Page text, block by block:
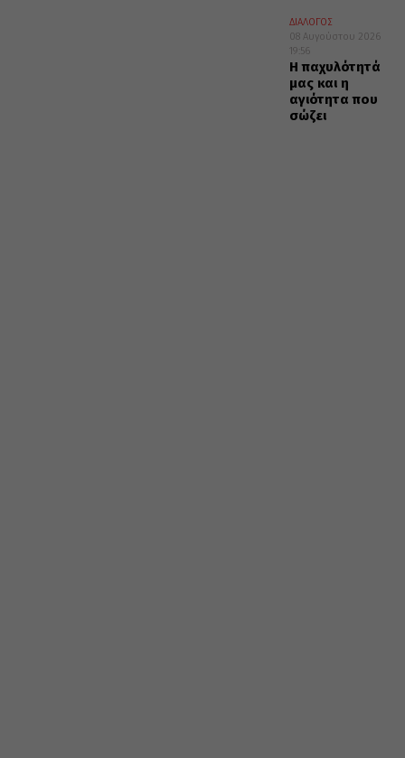
ΔΙΑΛΟΓΟΣ
08 Αυγούστου 2026
19:56
Η παχυλότητά
μας και η
αγιότητα που
σώζει